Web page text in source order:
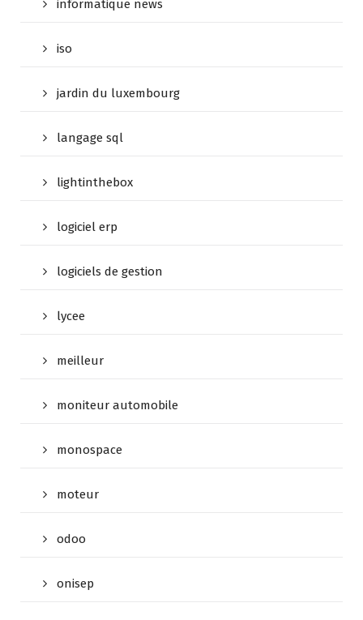
informatique news
iso
jardin du luxembourg
langage sql
lightinthebox
logiciel erp
logiciels de gestion
lycee
meilleur
moniteur automobile
monospace
moteur
odoo
onisep